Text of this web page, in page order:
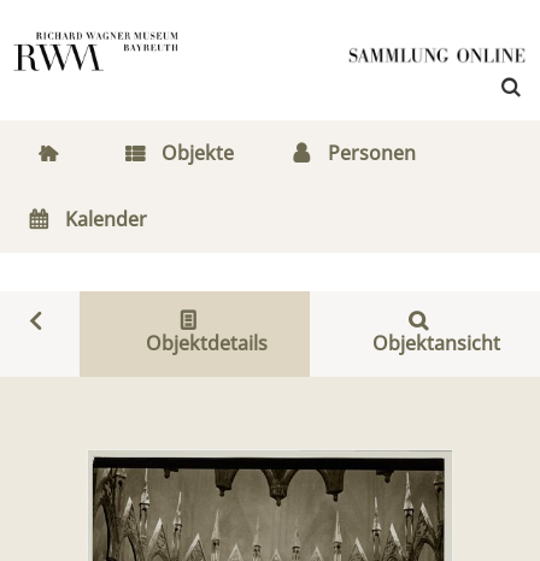
Objekte Personen
Kalender
Objektdetails Objektansicht